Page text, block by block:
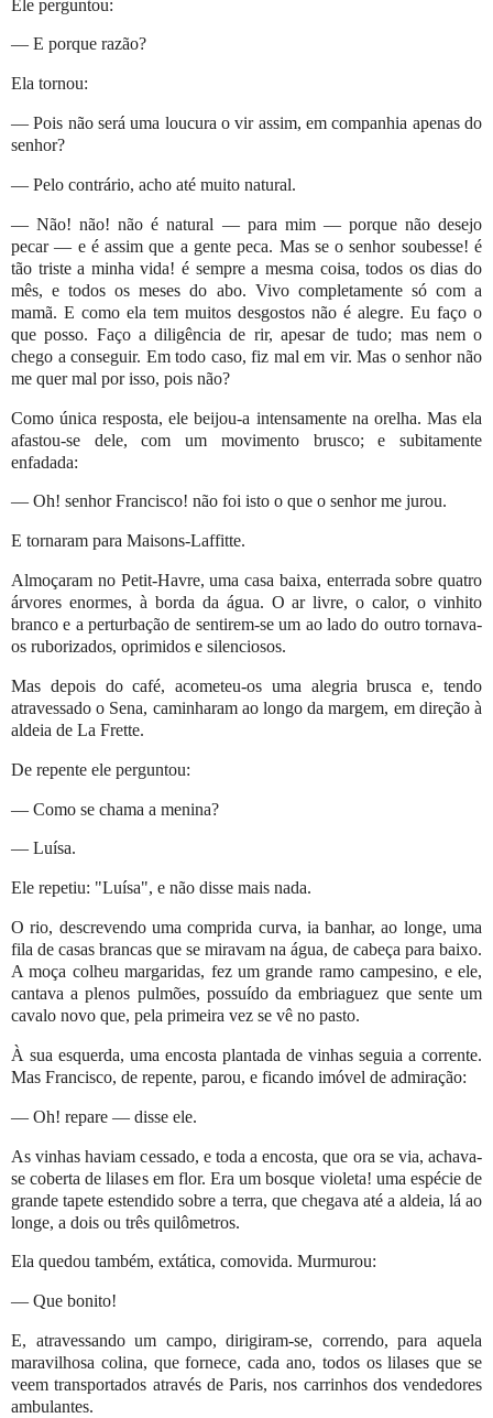
Ele perguntou:
— E porque razão?
Ela tornou:
— Pois não será uma loucura o vir assim, em companhia apenas do
senhor?
— Pelo contrário, acho até muito natural.
— Não! não! não é natural — para mim — porque não desejo
pecar — e é assim que a gente peca. Mas se o senhor soubesse! é
tão triste a minha vida! é sempre a mesma coisa, todos os dias do
mês, e todos os meses do abo. Vivo completamente só com a
mamã. E como ela tem muitos desgostos não é alegre. Eu faço o
que posso. Faço a diligência de rir, apesar de tudo; mas nem o
chego a conseguir. Em todo caso, fiz mal em vir. Mas o senhor não
me quer mal por isso, pois não?
Como única resposta, ele beijou-a intensamente na orelha. Mas ela
afastou-se dele, com um movimento brusco; e subitamente
enfadada:
— Oh! senhor Francisco! não foi isto o que o senhor me jurou.
E tornaram para Maisons-Laffitte.
Almoçaram no Petit-Havre, uma casa baixa, enterrada sobre quatro
árvores enormes, à borda da água. O ar livre, o calor, o vinhito
branco e a perturbação de sentirem-se um ao lado do outro tornava-
os ruborizados, oprimidos e silenciosos.
Mas depois do café, acometeu-os uma alegria brusca e, tendo
atravessado o Sena, caminharam ao longo da margem, em direção à
aldeia de La Frette.
De repente ele perguntou:
— Como se chama a menina?
— Luísa.
Ele repetiu: "Luísa", e não disse mais nada.
O rio, descrevendo uma comprida curva, ia banhar, ao longe, uma
fila de casas brancas que se miravam na água, de cabeça para baixo.
A moça colheu margaridas, fez um grande ramo campesino, e ele,
cantava a plenos pulmões, possuído da embriaguez que sente um
cavalo novo que, pela primeira vez se vê no pasto.
À sua esquerda, uma encosta plantada de vinhas seguia a corrente.
Mas Francisco, de repente, parou, e ficando imóvel de admiração:
— Oh! repare — disse ele.
As vinhas haviam cessado, e toda a encosta, que ora se via, achava-
se coberta de lilases em flor. Era um bosque violeta! uma espécie de
grande tapete estendido sobre a terra, que chegava até a aldeia, lá ao
longe, a dois ou três quilômetros.
Ela quedou também, extática, comovida. Murmurou:
— Que bonito!
E, atravessando um campo, dirigiram-se, correndo, para aquela
maravilhosa colina, que fornece, cada ano, todos os lilases que se
veem transportados através de Paris, nos carrinhos dos vendedores
ambulantes.